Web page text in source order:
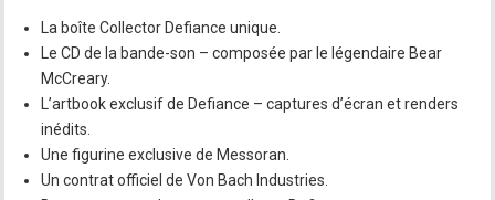
La boîte Collector Defiance unique.
Le CD de la bande-son – composée par le légendaire Bear
McCreary.
L’artbook exclusif de Defiance – captures d’écran et renders
inédits.
Une figurine exclusive de Messoran.
Un contrat officiel de Von Bach Industries.